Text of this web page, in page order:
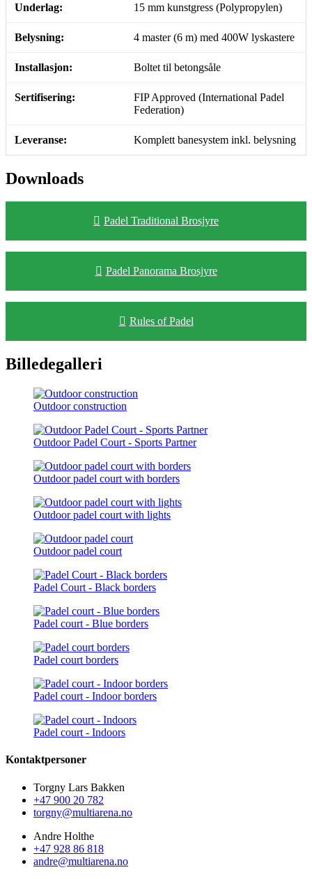
Underlag: 15 mm kunstgress (Polypropylen)
Belysning: 4 master (6 m) med 400W lyskastere
Installasjon: Boltet til betongsåle
Sertifisering:
FIP Approved (International Padel
Federation)
Leveranse: Komplett banesystem inkl. belysning
Downloads
Padel Traditional Brosjyre
Padel Panorama Brosjyre
Rules of Padel
Billedegalleri
Outdoor construction
Outdoor Padel Court - Sports Partner
Outdoor padel court with borders
Outdoor padel court with lights
Outdoor padel court
Padel Court - Black borders
Padel court - Blue borders
Padel court borders
Padel court - Indoor borders
Padel court - Indoors
Kontaktpersoner
Torgny Lars Bakken
+47 900 20 782
torgny@multiarena.no
Andre Holthe
+47 928 86 818
andre@multiarena.no